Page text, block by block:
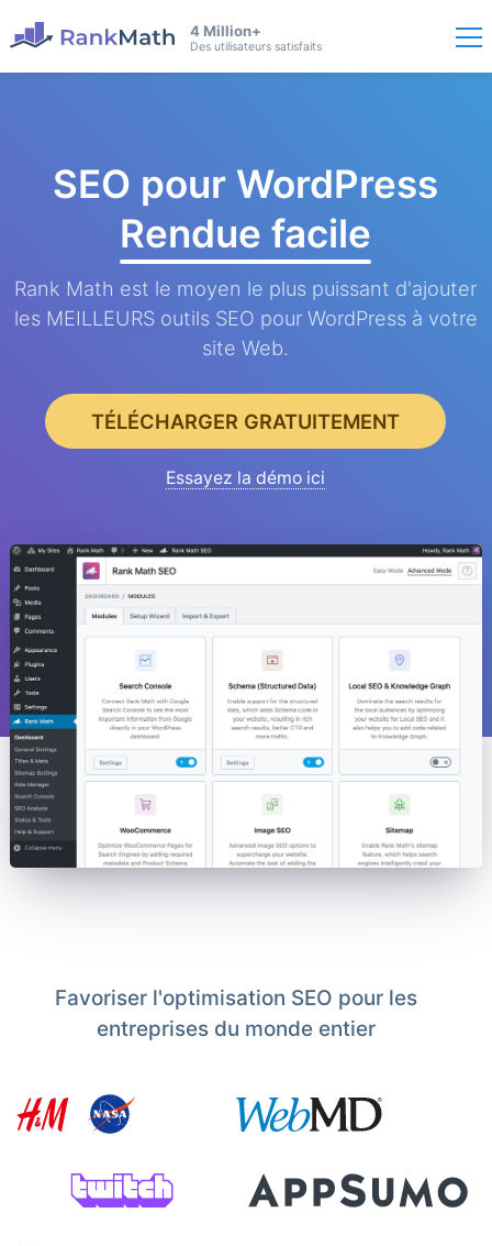
4 Million+
Des utilisateurs satisfaits
SEO pour WordPress
Rendue facile
Rank Math est le moyen le plus puissant d'ajouter
les MEILLEURS outils SEO pour WordPress à votre
site Web.
TÉLÉCHARGER GRATUITEMENT
Essayez la démo ici
Favoriser l'optimisation SEO pour les
entreprises du monde entier